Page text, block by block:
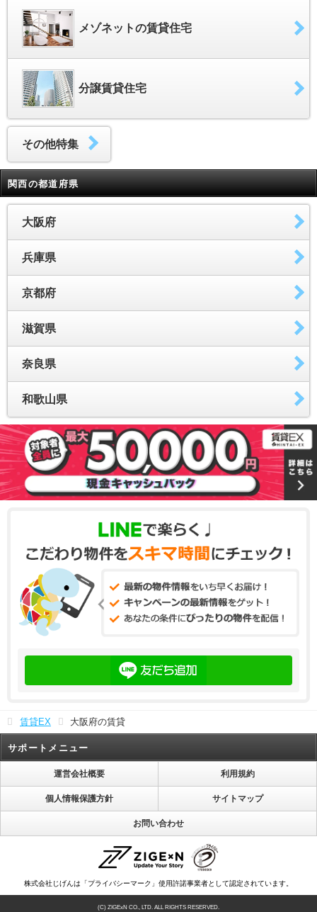
メゾネットの賃貸住宅
分譲賃貸住宅
その他特集
関西の都道府県
大阪府
兵庫県
京都府
滋賀県
奈良県
和歌山県
賃貸EX 大阪府の賃貸
サポートメニュー
運営会社概要 利用規約
個人情報保護方針 サイトマップ
お問い合わせ
株式会社じげんは「プライバシーマーク」使用許諾事業者として認定されています。
(C) ZIGExN CO., LTD. ALL RIGHTS RESERVED.